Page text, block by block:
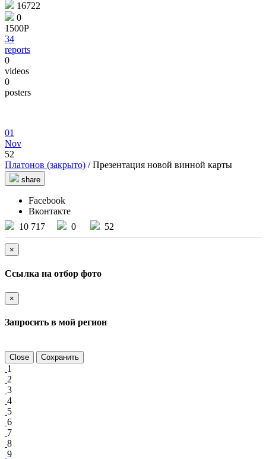
16722
0
1500Р
34
reports
0
videos
0
posters
01
Nov
52
Платонов (закрыто) / Презентация новой винной карты
share
Facebook
Вконтакте
10 717
0 52
×
Ссылка на отбор фото
×
Запросить в мой регион
Close Сохранить
1
2
3
4
5
6
7
8
9